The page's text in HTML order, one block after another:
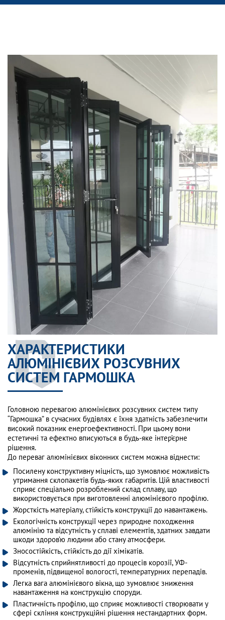
ХАРАКТЕРИСТИКИ
АЛЮМІНІЄВИХ РОЗСУВНИХ
СИСТЕМ ГАРМОШКА
Головною перевагою алюмінієвих розсувних систем типу
“Гармошка” в сучасних будівлях є їхня здатність забезпечити
високий показник енергоефективності. При цьому вони
естетичні та ефектно вписуються в будь-яке інтер’єрне
рішення.
До переваг алюмінієвих віконних систем можна віднести:
Посилену конструктивну міцність, що зумовлює можливість
утримання склопакетів будь-яких габаритів. Цій властивості
сприяє спеціально розроблений склад сплаву, що
використовується при виготовленні алюмінієвого профілю.
Жорсткість матеріалу, стійкість конструкції до навантажень.
Екологічність конструкції через природне походження
алюмінію та відсутність у сплаві елементів, здатних завдати
шкоди здоров’ю людини або стану атмосфери.
Зносостійкість, стійкість до дії хімікатів.
Відсутність сприйнятливості до процесів корозії, УФ-
променів, підвищеної вологості, температурних перепадів.
Легка вага алюмінієвого вікна, що зумовлює зниження
навантаження на конструкцію споруди.
Пластичність профілю, що сприяє можливості створювати у
сфері скління конструкційні рішення нестандартних форм.